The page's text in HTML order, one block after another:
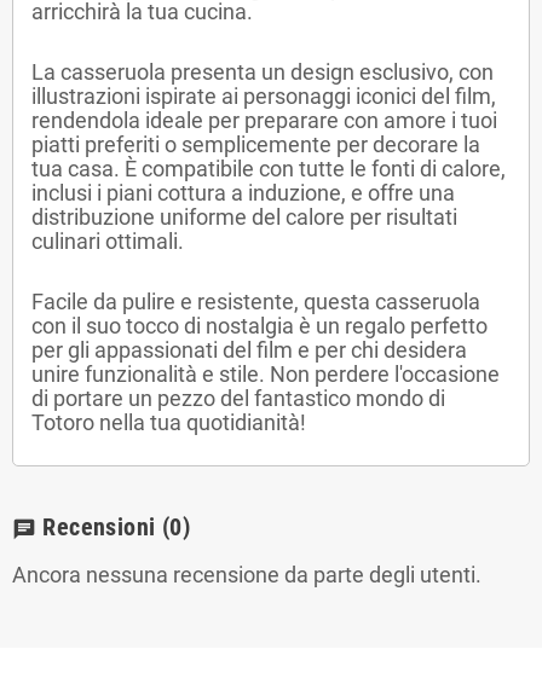
arricchirà la tua cucina.
La casseruola presenta un design esclusivo, con
illustrazioni ispirate ai personaggi iconici del film,
rendendola ideale per preparare con amore i tuoi
piatti preferiti o semplicemente per decorare la
tua casa. È compatibile con tutte le fonti di calore,
inclusi i piani cottura a induzione, e offre una
distribuzione uniforme del calore per risultati
culinari ottimali.
Facile da pulire e resistente, questa casseruola
con il suo tocco di nostalgia è un regalo perfetto
per gli appassionati del film e per chi desidera
unire funzionalità e stile. Non perdere l'occasione
di portare un pezzo del fantastico mondo di
Totoro nella tua quotidianità!
chat Recensioni (0)
Ancora nessuna recensione da parte degli utenti.